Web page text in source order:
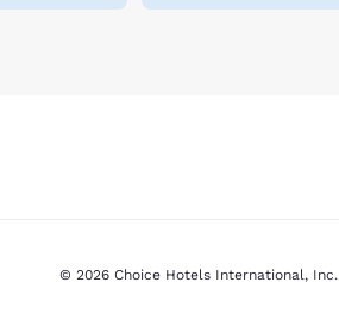
© 2026 Choice Hotels International,